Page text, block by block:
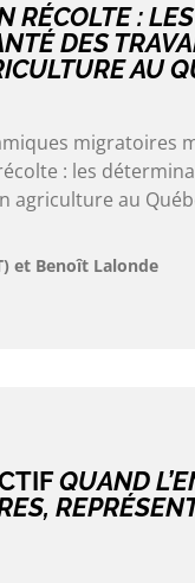
RÉCOLTE : LES
DES
AU
migratoires
: les
agriculture au
et Benoît Lalonde
QUAND